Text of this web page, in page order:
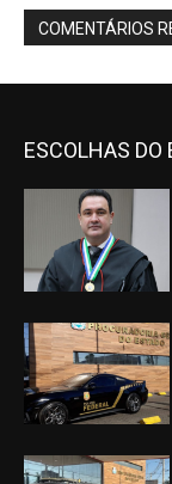
COMENTÁRIOS
ESCOLHAS DO